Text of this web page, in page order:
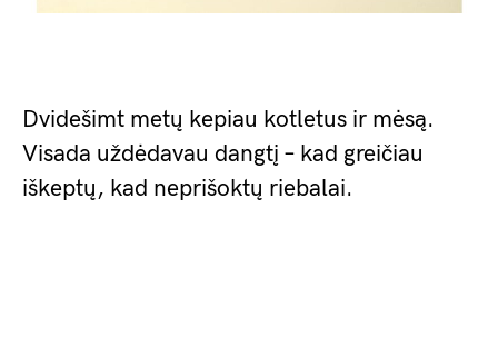
Dvidešimt metų kepiau kotletus ir mėsą.
Visada uždėdavau dangtį – kad greičiau
iškeptų, kad neprišoktų riebalai.